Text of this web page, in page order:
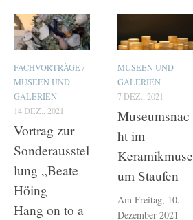
FACHVORTRÄGE /
MUSEEN UND
GALERIEN
14 DEZ., 2021
Vortrag zur
Sonderausstel
lung „Beate
Höing –
Hang on to a
MUSEEN UND
GALERIEN
7 DEZ., 2021
Museumsnac
ht im
Keramikmuse
um Staufen
Am Freitag, 10.
Dezember 2021